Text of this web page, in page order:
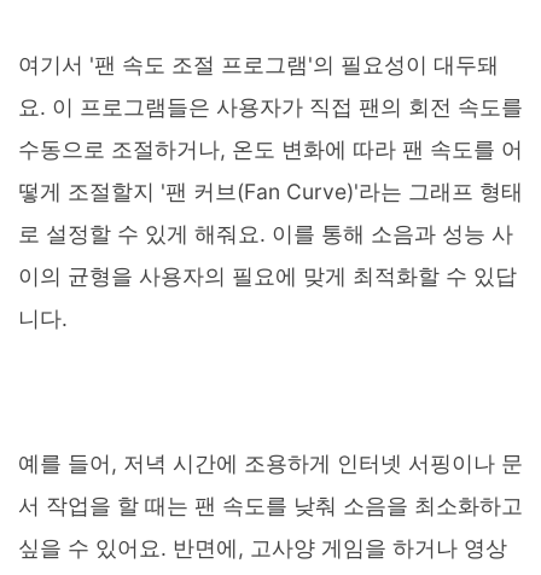
여기서 '팬 속도 조절 프로그램'의 필요성이 대두돼
요. 이 프로그램들은 사용자가 직접 팬의 회전 속도를
수동으로 조절하거나, 온도 변화에 따라 팬 속도를 어
떻게 조절할지 '팬 커브(Fan Curve)'라는 그래프 형태
로 설정할 수 있게 해줘요. 이를 통해 소음과 성능 사
이의 균형을 사용자의 필요에 맞게 최적화할 수 있답
니다.
예를 들어, 저녁 시간에 조용하게 인터넷 서핑이나 문
서 작업을 할 때는 팬 속도를 낮춰 소음을 최소화하고
싶을 수 있어요. 반면에, 고사양 게임을 하거나 영상